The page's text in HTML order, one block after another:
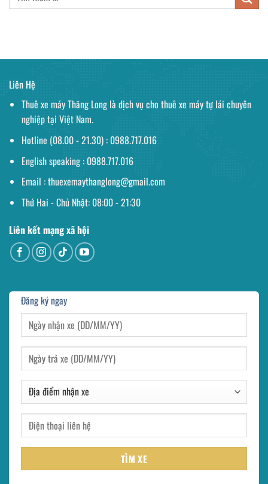
Liên Hệ
Thuê xe máy Thăng Long là dịch vụ cho thuê xe máy tự lái chuyên
nghiệp tại Việt Nam.
Hotline (08.00 - 21.30) : 0988.717.016
English speaking :0988.717.016
Email : thuexemaythanglong@gmail.com
Thứ Hai - Chủ Nhật: 08:00 - 21:30
Liên kết mạng xã hội
Đăng ký ngay